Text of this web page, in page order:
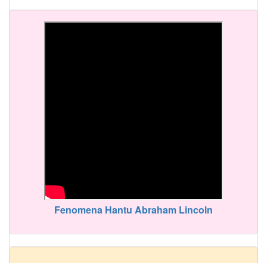
Fenomena Hantu Abraham Lincoln